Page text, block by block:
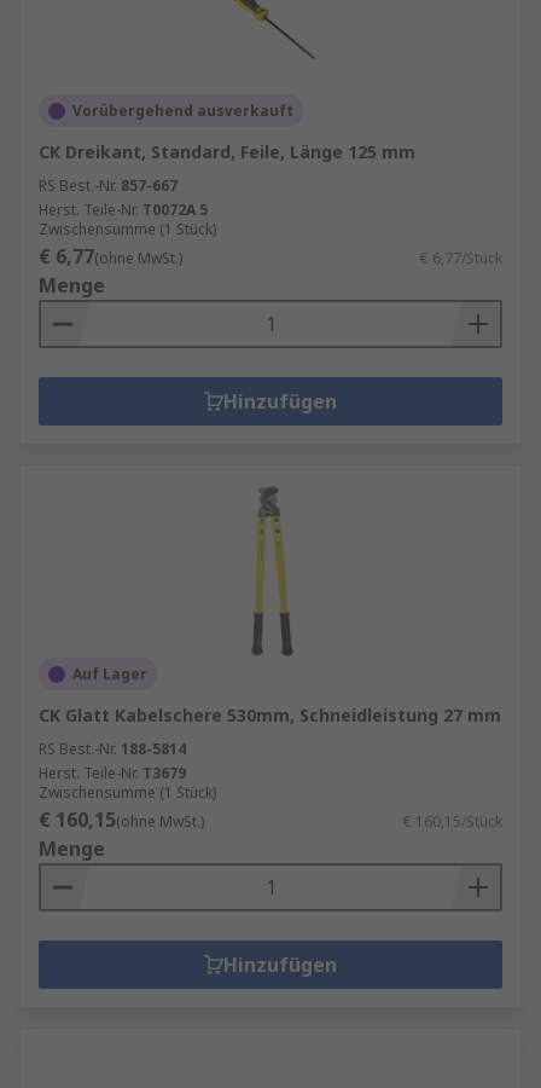
Vorübergehend ausverkauft
CK Dreikant, Standard, Feile, Länge 125 mm
RS Best.-Nr. 857-667
Herst. Teile-Nr. T0072A 5
Zwischensumme (1 Stück)
€ 6,77(ohne MwSt.) € 6,77/Stück
Menge
Hinzufügen
Auf Lager
CK Glatt Kabelschere 530mm, Schneidleistung 27 mm
RS Best.-Nr. 188-5814
Herst. Teile-Nr. T3679
Zwischensumme (1 Stück)
€ 160,15(ohne MwSt.) € 160,15/Stück
Menge
Hinzufügen